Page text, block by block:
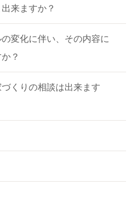
来ますか？
変化に伴い、その内容に
？
くりの相談は出来ます